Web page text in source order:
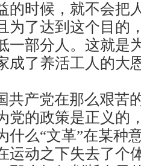
的时候，就不会把
为了达到这个目的
一部分人。这就是
成了养活工人的大
产党在那么艰苦
党的政策是正义的
什么“文革”在某种
运动之下失去了个